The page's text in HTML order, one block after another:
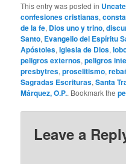
This entry was posted in
confesiones cristianas,
de la fe, Dios uno y trino,
Santo, Evangelio del Espíritu
Apóstoles,Iglesia de Dios,
peligros externos,peligros
presbytres,proselitismo,
Sagradas Escrituras,Santa
Márquez, O.P.. Bookmark the
Leave a